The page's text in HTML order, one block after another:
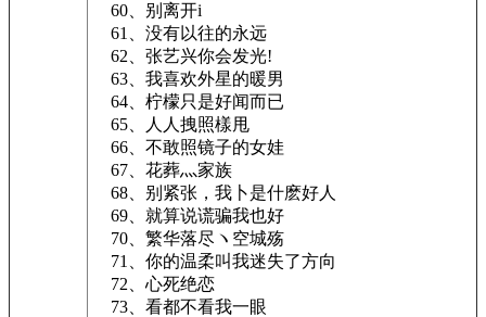
60、别离开i
61、没有以往的永远
62、张艺兴你会发光!
63、我喜欢外星的暖男
64、柠檬只是好闻而已
65、人人拽照樣甩
66、不敢照镜子的女娃
67、花葬灬家族
68、别紧张，我卜是什麽好人
69、就算说谎骗我也好
70、繁华落尽ヽ空城殇
71、你的温柔叫我迷失了方向
72、心死绝恋
73、看都不看我一眼